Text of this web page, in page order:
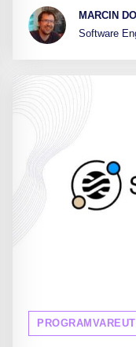
MARCIN
Software